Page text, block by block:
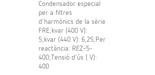
Condensador especial
per a filtres
d'harmònics de la sèrie
FRE;kvar (400 V):
5;kvar (440 V): 6,25;Per
reactància: REZ-5-
400;Tensió d'ús ( V):
400